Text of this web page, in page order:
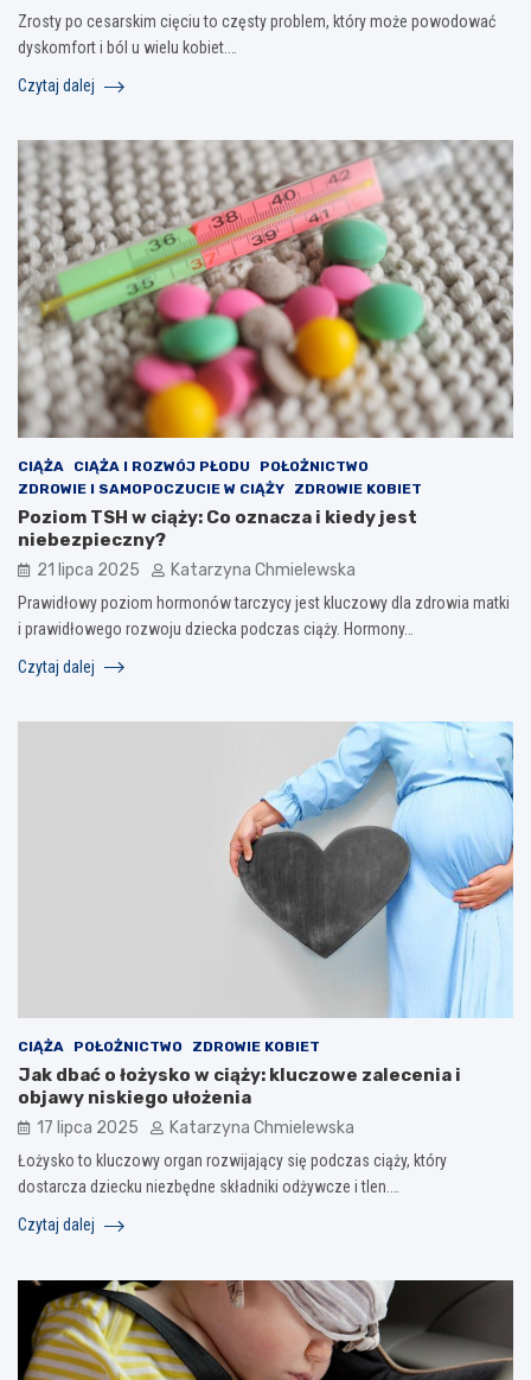
Zrosty po cesarskim cięciu to częsty problem, który może powodować
dyskomfort i ból u wielu kobiet.…
Czytaj dalej
CIĄŻA CIĄŻA I ROZWÓJ PŁODU
POŁOŻNICTWO
ZDROWIE I SAMOPOCZUCIE W CIĄŻY
ZDROWIE KOBIET
Poziom TSH w ciąży: Co oznacza i kiedy jest
niebezpieczny?
21 lipca 2025 Katarzyna Chmielewska
Prawidłowy poziom hormonów tarczycy jest kluczowy dla zdrowia matki
i prawidłowego rozwoju dziecka podczas ciąży. Hormony…
Czytaj dalej
CIĄŻA POŁOŻNICTWO ZDROWIE KOBIET
Jak dbać o łożysko w ciąży: kluczowe zalecenia i
objawy niskiego ułożenia
17 lipca 2025 Katarzyna Chmielewska
Łożysko to kluczowy organ rozwijający się podczas ciąży, który
dostarcza dziecku niezbędne składniki odżywcze i tlen.…
Czytaj dalej